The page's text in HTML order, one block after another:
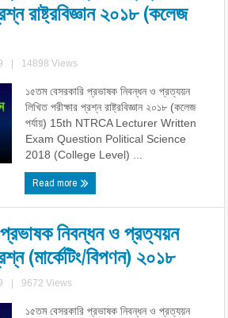
রাষ্ট্রবিজ্ঞান ২০১৮ (কলেজ
14898 Views
১৫তম বেসরকারি প্রভাষক নিবন্ধন ও প্রত্যয়ন
লিখিত পরীক্ষার প্রশ্ন রাষ্ট্রবিজ্ঞান ২০১৮ (কলেজ
পর্যায়) 15th NTRCA Lecturer Written
Exam Question Political Science
2018 (College Level) ...
Read more
নিবন্ধন ও প্রত্যয়ন
(মার্কেটিং/বিপণন) ২০১৮
9672 Views
১৫তম বেসরকারি প্রভাষক নিবন্ধন ও প্রত্যয়ন